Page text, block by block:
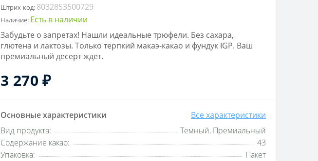
Штрих-код: 8032853500729
Наличие: Есть в наличии
Забудьте о запретах! Нашли идеальные трюфели. Без сахара,
глютена и лактозы. Только терпкий макаэ-какао и фундук IGP. Ваш
премиальный десерт ждет.
3 270 ₽
Основные характеристики
Все характеристики
Вид продукта:
Темный, Премиальный
Содержание какао:
43
Упаковка:
Пакет